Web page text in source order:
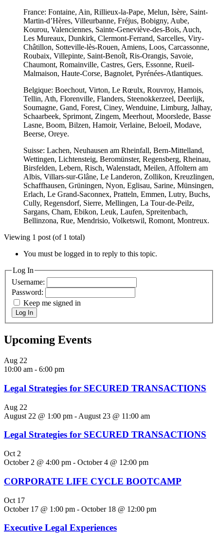
France: Fontaine, Ain, Rillieux-la-Pape, Melun, Isère, Saint-
Martin-d’Hères, Villeurbanne, Fréjus, Bobigny, Aube,
Kourou, Valenciennes, Sainte-Geneviève-des-Bois, Auch,
Les Mureaux, Dunkirk, Clermont-Ferrand, Sarcelles, Viry-
Châtillon, Sotteville-lès-Rouen, Amiens, Loos, Carcassonne,
Roubaix, Villepinte, Saint-Benoît, Ris-Orangis, Savoie,
Chaumont, Romainville, Castres, Gers, Essonne, Rueil-
Malmaison, Haute-Corse, Bagnolet, Pyrénées-Atlantiques.
Belgique: Boechout, Virton, Le Rœulx, Rouvroy, Hamois,
Tellin, Ath, Florenville, Flanders, Steenokkerzeel, Deerlijk,
Soumagne, Gand, Forest, Ciney, Wenduine, Limburg, Jalhay,
Schaarbeek, Sprimont, Zingem, Meerhout, Moorslede, Basse
Lasne, Boom, Bilzen, Hamoir, Verlaine, Beloeil, Modave,
Beerse, Oreye.
Suisse: Lachen, Neuhausen am Rheinfall, Bern-Mittelland,
Wettingen, Lichtensteig, Beromünster, Regensberg, Rheinau,
Birsfelden, Lebern, Risch, Walenstadt, Meilen, Affoltern am
Albis, Villars-sur-Glâne, Le Landeron, Zollikon, Kreuzlingen,
Schaffhausen, Grüningen, Nyon, Eglisau, Sarine, Münsingen,
Erlach, Le Grand-Saconnex, Pratteln, Emmen, Lutry, Buchs,
Cully, Regensdorf, Sierre, Mellingen, La Tour-de-Peilz,
Sargans, Cham, Ebikon, Leuk, Laufen, Spreitenbach,
Bellinzona, Rue, Mendrisio, Volketswil, Romont, Montreux.
Viewing 1 post (of 1 total)
You must be logged in to reply to this topic.
Log In
Username:
Password:
Keep me signed in
Log In
Upcoming Events
Aug 22
10:00 am - 6:00 pm
Legal Strategies for SECURED TRANSACTIONS
Aug 22
August 22 @ 1:00 pm - August 23 @ 11:00 am
Legal Strategies for SECURED TRANSACTIONS
Oct 2
October 2 @ 4:00 pm - October 4 @ 12:00 pm
CORPORATE LIFE CYCLE BOOTCAMP
Oct 17
October 17 @ 1:00 pm - October 18 @ 12:00 pm
Executive Legal Experiences